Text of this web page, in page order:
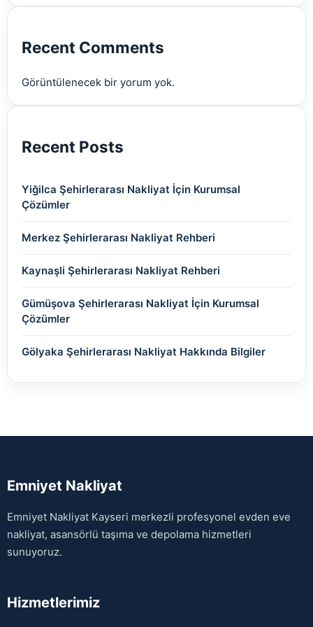
(2)(2)
(2)
Recent Comments
Görüntülenecek bir yorum yok.
Recent Posts
Yiğilca Şehirlerarası Nakliyat İçin Kurumsal
Çözümler
Merkez Şehirlerarası Nakliyat Rehberi
Kaynaşli Şehirlerarası Nakliyat Rehberi
Gümüşova Şehirlerarası Nakliyat İçin Kurumsal
Çözümler
Gölyaka Şehirlerarası Nakliyat Hakkında Bilgiler
Emniyet Nakliyat
Emniyet Nakliyat Kayseri merkezli profesyonel evden eve
nakliyat, asansörlü taşıma ve depolama hizmetleri
sunuyoruz.
Hizmetlerimiz